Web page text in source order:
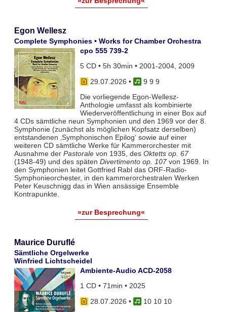
Egon Wellesz
Complete Symphonies • Works for Chamber Orchestra
cpo 555 739-2
5 CD • 5h 30min • 2001-2004, 2009
29.07.2026 •
9 9 9
Die vorliegende Egon-Wellesz-
Anthologie umfasst als kombinierte
Wiederveröffentlichung in einer Box auf
4 CDs sämtliche neun Symphonien und den 1969 vor der 8.
Symphonie (zunächst als möglichen Kopfsatz derselben)
entstandenen ‚Symphonischen Epilog‘ sowie auf einer
weiteren CD sämtliche Werke für Kammerorchester mit
Ausnahme der Pastoralevon 1935, des Oktetts op. 67
(1948-49) und des späten Divertimento op. 107von 1969. In
den Symphonien leitet Gottfried Rabl das ORF-Radio-
Symphonieorchester, in den kammerorchestralen Werken
Peter Keuschnigg das in Wien ansässige Ensemble
Kontrapunkte.
»zur Besprechung«
Maurice Duruflé
Sämtliche Orgelwerke
Winfried Lichtscheidel
Ambiente-Audio ACD-2058
1 CD • 71min • 2025
28.07.2026 •
10 10 10